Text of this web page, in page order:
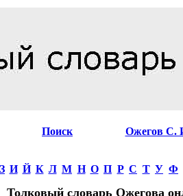
Поиск Ожегов С.
З И Й К Л М Н О П Р С Т У Ф
Толковый словарь Ожегова